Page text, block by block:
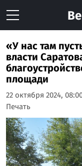
«У нас там
власти
площади
22 октября 2024,
Печать